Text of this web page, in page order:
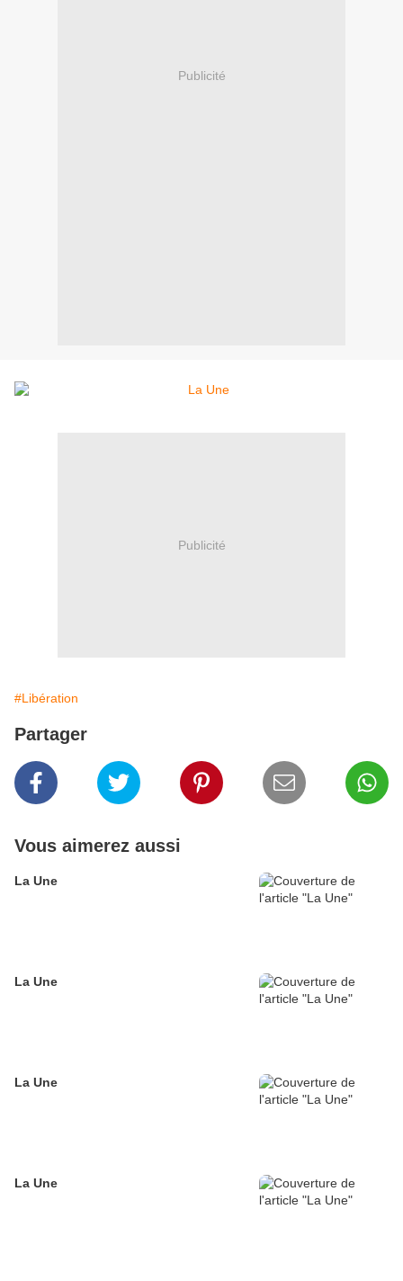
Publicité
Publicité
#Libération
Partager
Vous aimerez aussi
La Une
La Une
La Une
La Une